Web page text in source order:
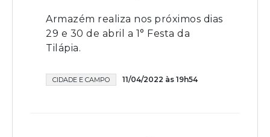
Armazém realiza nos próximos dias
29 e 30 de abril a 1° Festa da
Tilápia.
CIDADE E CAMPO 11/04/2022 às 19h54